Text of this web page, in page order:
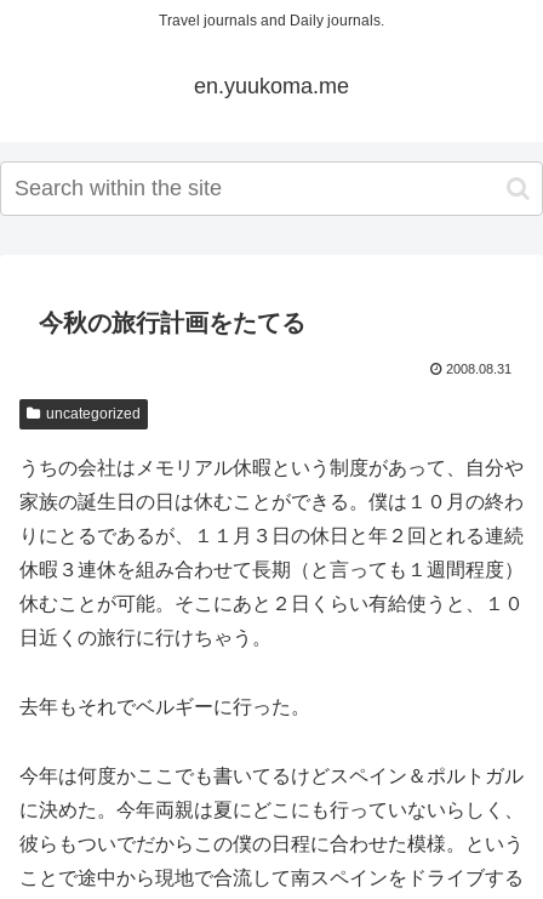
Travel journals and Daily journals.
en.yuukoma.me
今秋の旅行計画をたてる
2008.08.31
uncategorized
うちの会社はメモリアル休暇という制度があって、自分や
家族の誕生日の日は休むことができる。僕は１０月の終わ
りにとるであるが、１１月３日の休日と年２回とれる連続
休暇３連休を組み合わせて長期（と言っても１週間程度）
休むことが可能。そこにあと２日くらい有給使うと、１０
日近くの旅行に行けちゃう。
去年もそれでベルギーに行った。
今年は何度かここでも書いてるけどスペイン＆ポルトガル
に決めた。今年両親は夏にどこにも行っていないらしく、
彼らもついでだからこの僕の日程に合わせた模様。という
ことで途中から現地で合流して南スペインをドライブする